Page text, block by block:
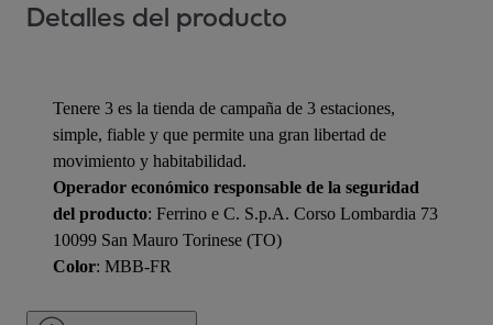
Detalles del producto
Tenere 3 es la tienda de campaña de 3 estaciones,
simple, fiable y que permite una gran libertad de
movimiento y habitabilidad.
Operador económico responsable de la seguridad
del producto: Ferrino e C. S.p.A. Corso Lombardia 73
10099 San Mauro Torinese (TO)
Color: MBB-FR